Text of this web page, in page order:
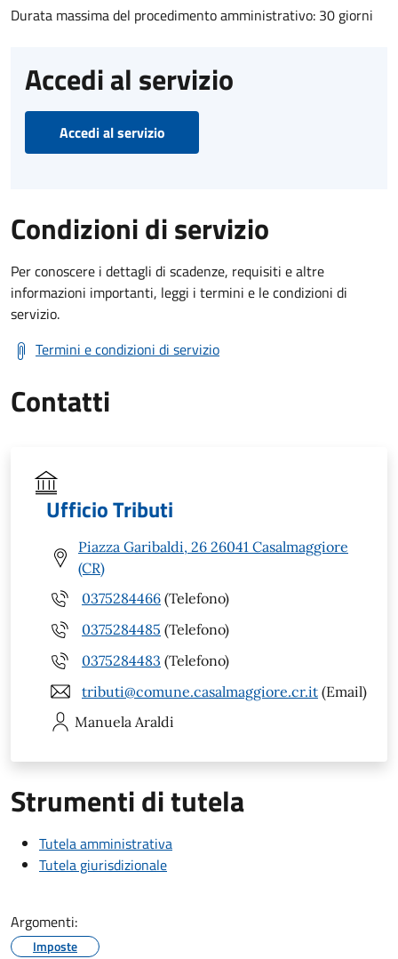
Durata massima del procedimento amministrativo: 30 giorni
Accedi al servizio
Accedi al servizio
Condizioni di servizio
Per conoscere i dettagli di scadenze, requisiti e altre
informazioni importanti, leggi i termini e le condizioni di
servizio.
Termini e condizioni di servizio
Contatti
Ufficio Tributi
Piazza Garibaldi, 26 26041 Casalmaggiore
(CR)
0375284466 (Telefono)
0375284485 (Telefono)
0375284483 (Telefono)
tributi@comune.casalmaggiore.cr.it (Email)
Manuela Araldi
Strumenti di tutela
Tutela amministrativa
Tutela giurisdizionale
Argomenti:
Imposte